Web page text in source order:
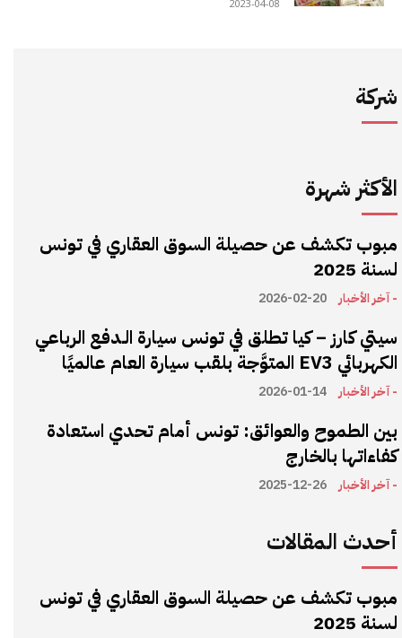
2023-04-08
شركة
الأكثر شهرة
مبوب تكشف عن حصيلة السوق العقاري في تونس
لسنة 2025
- آخر الأخبار 2026-02-20
سيتي كارز – كيا تطلق في تونس سيارة الـدفع الرباعي
الكهربائي EV3 المتوَّجة بلقب سيارة العام عالميًا
- آخر الأخبار 2026-01-14
بين الطموح والعوائق: تونس أمام تحدي استعادة
كفاءاتها بالخارج
- آخر الأخبار 2025-12-26
أحدث المقالات
مبوب تكشف عن حصيلة السوق العقاري في تونس
لسنة 2025